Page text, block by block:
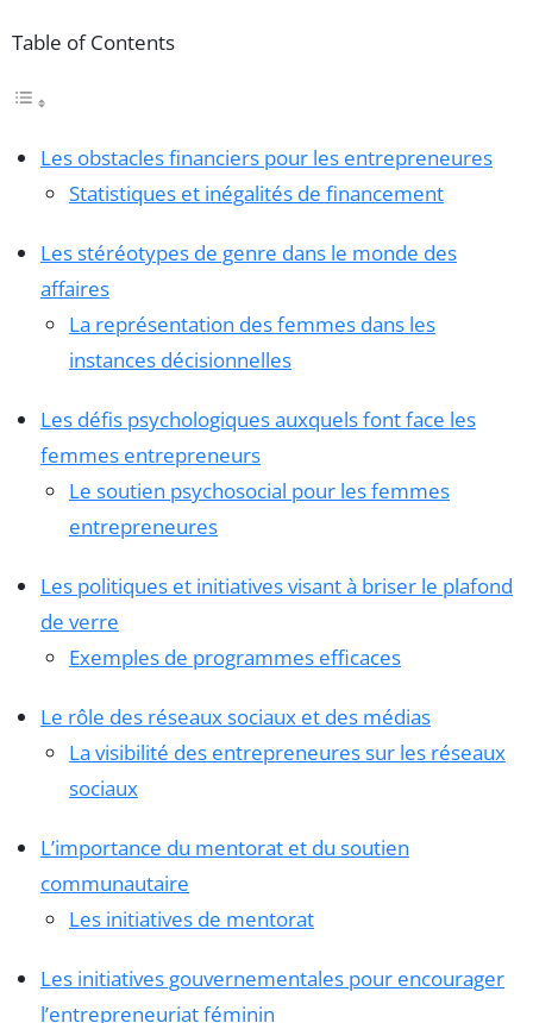
Table of Contents
Les obstacles financiers pour les entrepreneures
Statistiques et inégalités de financement
Les stéréotypes de genre dans le monde des
affaires
La représentation des femmes dans les
instances décisionnelles
Les défis psychologiques auxquels font face les
femmes entrepreneurs
Le soutien psychosocial pour les femmes
entrepreneures
Les politiques et initiatives visant à briser le plafond
de verre
Exemples de programmes efficaces
Le rôle des réseaux sociaux et des médias
La visibilité des entrepreneures sur les réseaux
sociaux
L’importance du mentorat et du soutien
communautaire
Les initiatives de mentorat
Les initiatives gouvernementales pour encourager
l’entrepreneuriat féminin